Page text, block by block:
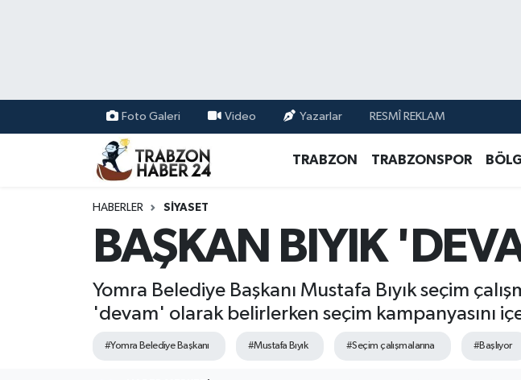
Foto Galeri Video Yazarlar RESMÎ REKLAM
TRABZON TRABZONSPOR
HABERLER SİYASET
BAŞKAN BIYIK
Yomra Belediye Başkanı Mustafa Bıyık seçim
'devam' olarak belirlerken seçim kampanyasını
#Yomra Belediye Başkanı #Mustafa Bıyık #Seçim çalışmalarına #Başlıyor
Hava Durumu
Namaz Vakitleri
Trafik Durumu
Süper Lig Puan Durumu ve Fikstür
Tüm Manşetler
Son Dakika Haberleri
Haber Arşivi